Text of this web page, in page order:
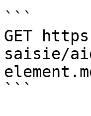
```
GET
saisie/
```